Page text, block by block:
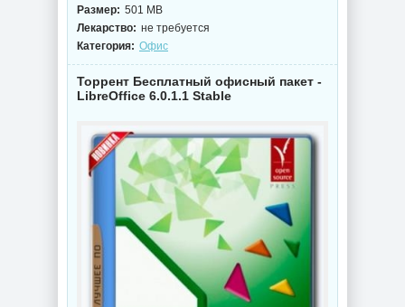
Размер: 501 MB
Лекарство: не требуется
Категория: Офис
Торрент Бесплатный офисный пакет -
LibreOffice 6.0.1.1 Stable